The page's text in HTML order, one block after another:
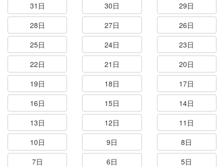
31日 30日
29日
28日
27日
26日
25日
24日
23日
22日
21日
20日
19日
18日
17日
16日
15日
14日
13日
12日
11日
10日
9日
8日
7日
6日
5日